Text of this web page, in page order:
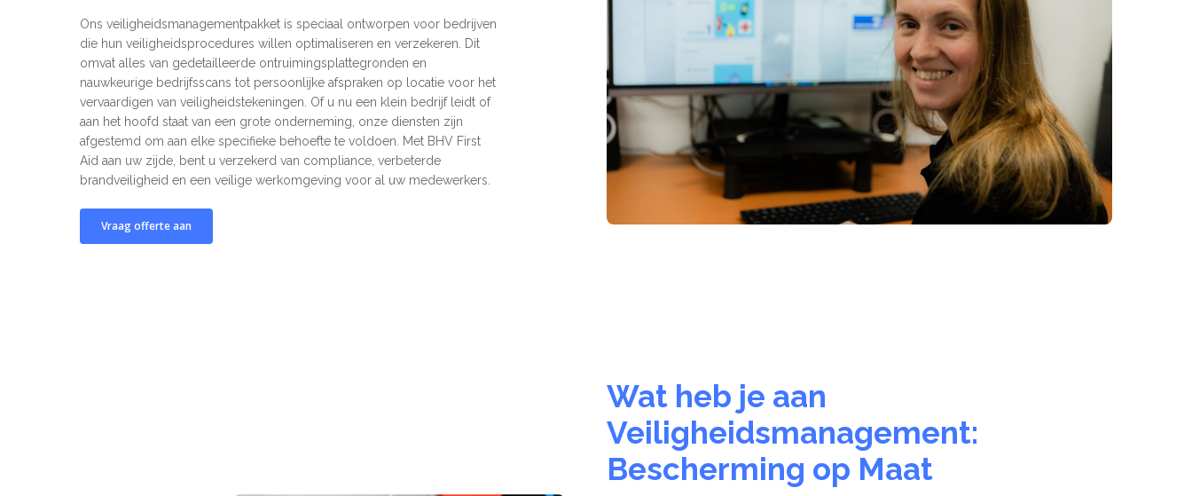
Ons veiligheidsmanagementpakket is speciaal ontworpen voor bedrijven
die hun veiligheidsprocedures willen optimaliseren en verzekeren. Dit
omvat alles van gedetailleerde ontruimingsplattegronden en
nauwkeurige bedrijfsscans tot persoonlijke afspraken op locatie voor het
vervaardigen van veiligheidstekeningen. Of u nu een klein bedrijf leidt of
aan het hoofd staat van een grote onderneming, onze diensten zijn
afgestemd om aan elke specifieke behoefte te voldoen. Met BHV First
Aid aan uw zijde, bent u verzekerd van compliance, verbeterde
brandveiligheid en een veilige werkomgeving voor al uw medewerkers.
Vraag offerte aan
Wat heb je aan
Veiligheidsmanagement:
Bescherming op Maat